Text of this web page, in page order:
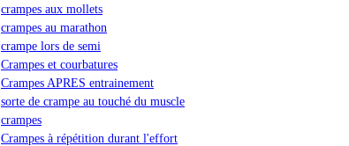
crampes aux mollets
crampes au marathon
crampe lors de semi
Crampes et courbatures
Crampes APRES entrainement
sorte de crampe au touché du muscle
crampes
Crampes à répétition durant l'effort